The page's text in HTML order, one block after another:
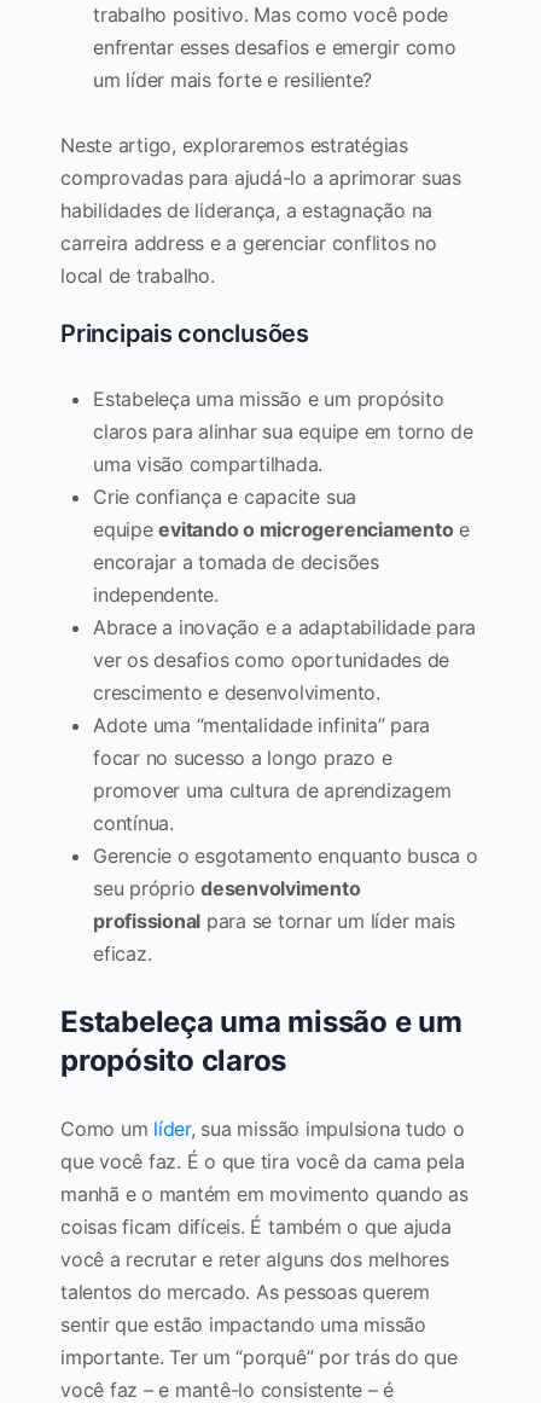
trabalho positivo. Mas como você pode
enfrentar esses desafios e emergir como
um líder mais forte e resiliente?
Neste artigo, exploraremos estratégias
comprovadas para ajudá-lo a aprimorar suas
habilidades de liderança, a estagnação na
carreira address e a gerenciar conflitos no
local de trabalho.
Principais conclusões
Estabeleça uma missão e um propósito
claros para alinhar sua equipe em torno de
uma visão compartilhada.
Crie confiança e capacite sua
equipeevitando o microgerenciamento e
encorajar a tomada de decisões
independente.
Abrace a inovação e a adaptabilidade para
ver os desafios como oportunidades de
crescimento e desenvolvimento.
Adote uma “mentalidade infinita” para
focar no sucesso a longo prazo e
promover uma cultura de aprendizagem
contínua.
Gerencie o esgotamento enquanto busca o
seu própriodesenvolvimento
profissional para se tornar um líder mais
eficaz.
Estabeleça uma missão e um
propósito claros
Como um líder, sua missão impulsiona tudo o
que você faz. É o que tira você da cama pela
manhã e o mantém em movimento quando as
coisas ficam difíceis. É também o que ajuda
você a recrutar e reter alguns dos melhores
talentos do mercado. As pessoas querem
sentir que estão impactando uma missão
importante. Ter um “porquê” por trás do que
você faz – e mantê-lo consistente – é